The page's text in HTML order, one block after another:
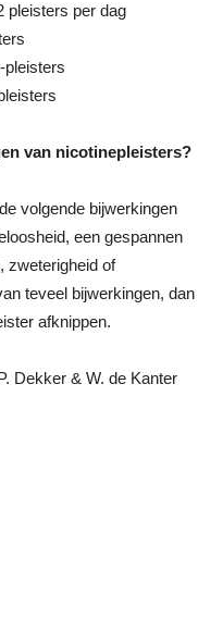
pleisters per dag
pleisters
van nicotinepleisters?
volgende bijwerkingen
een gespannen
zweterigheid of
teveel bijwerkingen, dan
afknippen.
Dekker & W. de Kanter